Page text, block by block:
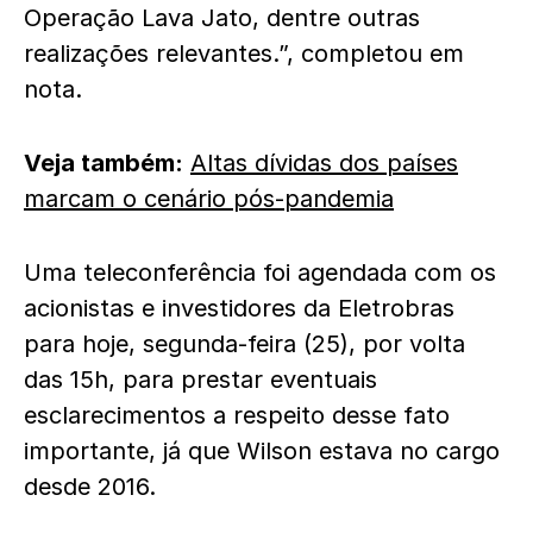
Operação Lava Jato, dentre outras
realizações relevantes.”, completou em
nota.
Veja também: Altas dívidas dos países
marcam o cenário pós-pandemia
Uma teleconferência foi agendada com os
acionistas e investidores da Eletrobras
para hoje, segunda-feira (25), por volta
das 15h, para prestar eventuais
esclarecimentos a respeito desse fato
importante, já que Wilson estava no cargo
desde 2016.